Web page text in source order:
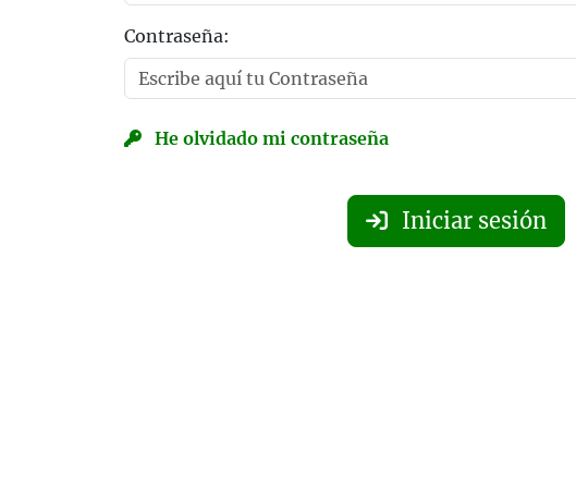
Contraseña:
He olvidado mi contraseña
Iniciar sesión